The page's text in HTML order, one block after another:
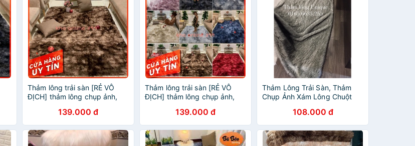
Thảm lông trải sàn [RẺ VÔ
ĐỊCH] thảm lông chụp ảnh,
sàn lông loang139.000 đ
Thảm lông trải sàn [RẺ VÔ
ĐỊCH] thảm lông chụp ảnh,
sàn lông loang139.000 đ
Thảm Lông Trải Sàn, Thảm
Chụp Ảnh Xám Lông Chuột
108.000 đ